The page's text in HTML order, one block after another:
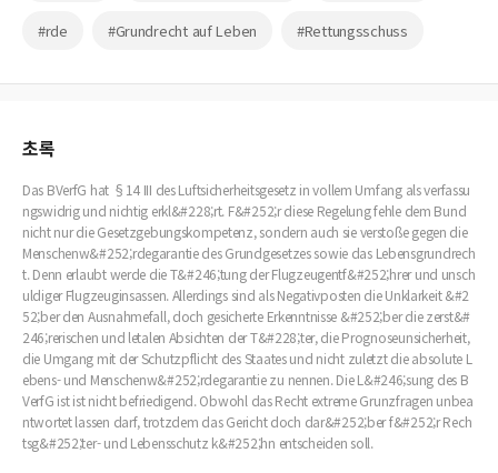
#rde #Grundrecht auf Leben #Rettungsschuss
초록
Das BVerfG hat §14 III des Luftsicherheitsgesetz in vollem Umfang als verfassu
ngswidrig und nichtig erkl&#228;rt. F&#252;r diese Regelung fehle dem Bund
nicht nur die Gesetzgebungskompetenz, sondern auch sie verstoße gegen die
Menschenw&#252;rdegarantie des Grundgesetzes sowie das Lebensgrundrech
t. Denn erlaubt werde die T&#246;tung der Flugzeugentf&#252;hrer und unsch
uldiger Flugzeuginsassen. Allerdings sind als Negativposten die Unklarkeit &#2
52;ber den Ausnahmefall, doch gesicherte Erkenntnisse &#252;ber die zerst&#
246;rerischen und letalen Absichten der T&#228;ter, die Prognoseunsicherheit,
die Umgang mit der Schutzpflicht des Staates und nicht zuletzt die absolute L
ebens- und Menschenw&#252;rdegarantie zu nennen. Die L&#246;sung des B
VerfG ist ist nicht befriedigend. Obwohl das Recht extreme Grunzfragen unbea
ntwortet lassen darf, trotzdem das Gericht doch dar&#252;ber f&#252;r Rech
tsg&#252;ter- und Lebensschutz k&#252;hn entscheiden soll.